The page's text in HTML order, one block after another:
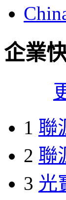
企業
1 聯
2 聯
3 光